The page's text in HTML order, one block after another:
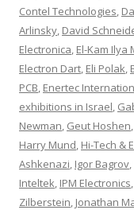
Contel Technologies,
Arlinsky, David
Electronica, El-Kam Ilya
Electron Dart, Eli Polak,
PCB, Enertec
exhibitions in Israel,
Newman, Geut Hoshen,
Harry Mund, Hi-Tech &
Ashkenazi, Igor Bagrov,
Inteltek, IPM Electronics,
Zilberstein, Jonathan